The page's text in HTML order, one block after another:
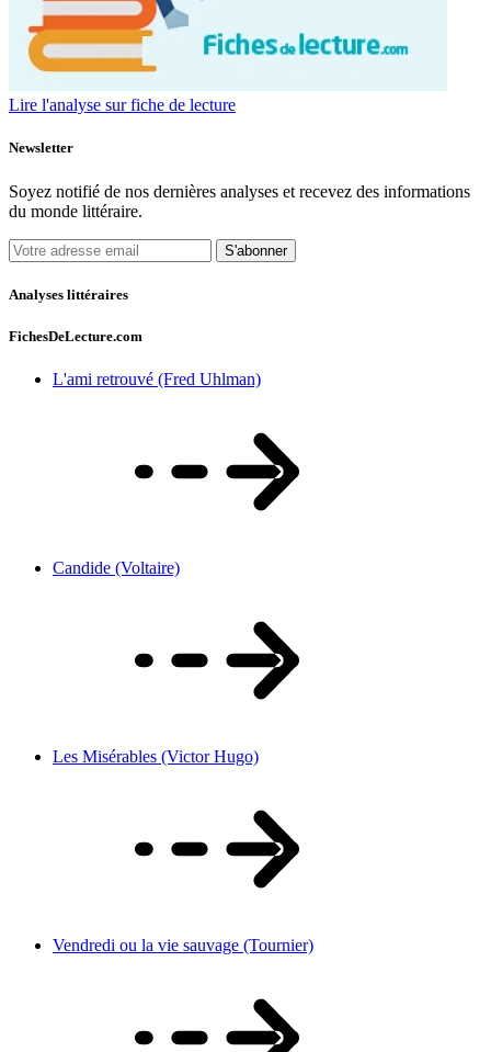
Lire l'analyse sur fiche de lecture
Newsletter
Soyez notifié de nos dernières analyses et recevez des informations
du monde littéraire.
S'abonner
Analyses littéraires
FichesDeLecture.com
L'ami retrouvé (Fred Uhlman)
Candide (Voltaire)
Les Misérables (Victor Hugo)
Vendredi ou la vie sauvage (Tournier)